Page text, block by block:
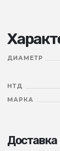
ДИАМЕТР
НТД
МАРКА
Доставка